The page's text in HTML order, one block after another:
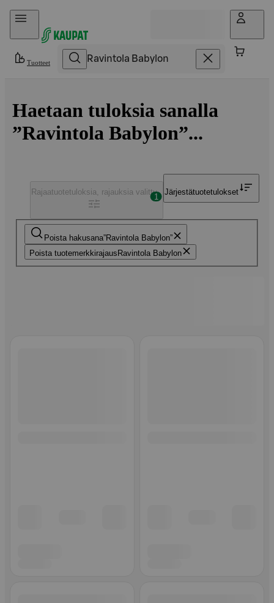
Hyppää sisältöön
Tuotteet
Haetaan tuloksia sanalla
”Ravintola Babylon”...
Poista hakusana Ravintola Babylon
Poista tuotemerkkirajaus Ravintola Babylon
Rajaatuotetuloksia, rajauksia valittu
1
Järjestätuotetulokset